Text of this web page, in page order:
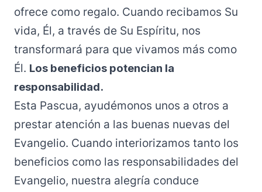
ofrece como regalo. Cuando recibamos Su
vida, Él, a través de Su Espíritu, nos
transformará para que vivamos más como
Él. Los beneficios potencian la
responsabilidad.
Esta Pascua, ayudémonos unos a otros a
prestar atención a las buenas nuevas del
Evangelio. Cuando interiorizamos tanto los
beneficios como las responsabilidades del
Evangelio, nuestra alegría conduce